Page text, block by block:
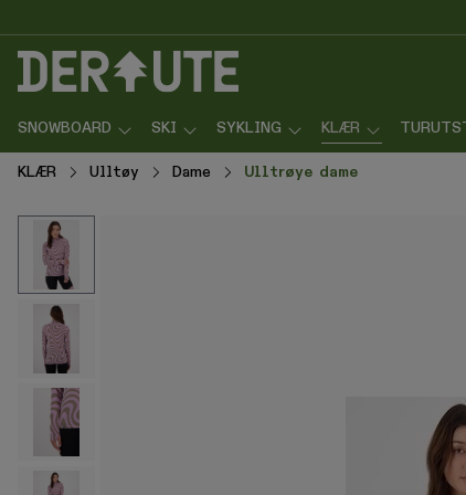
SNOWBOARD SKI SYKLING KLÆR
KLÆR Ulltøy Dame Ulltrøye dame
Hopp over bildegalleri